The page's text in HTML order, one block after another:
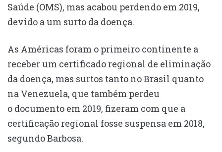
Saúde (OMS), mas acabou perdendo em 2019,
devido a um surto da doença.
As Américas foram o primeiro continente a
receber um certificado regional de eliminação
da doença, mas surtos tanto no Brasil quanto
na Venezuela, que também perdeu
o documento em 2019, fizeram com que a
certificação regional fosse suspensa em 2018,
segundo Barbosa.